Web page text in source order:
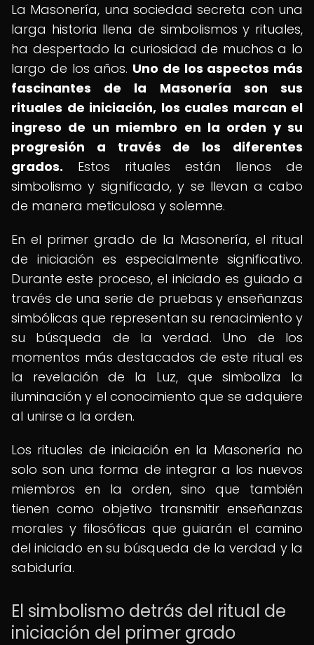
La Masonería, una sociedad secreta con una
larga historia llena de simbolismos y rituales,
ha despertado la curiosidad de muchos a lo
largo de los años. Uno de los aspectos más
fascinantes de la Masonería son sus
rituales de iniciación, los cuales marcan el
ingreso de un miembro en la orden y su
progresión a través de los diferentes
grados. Estos rituales están llenos de
simbolismo y significado, y se llevan a cabo
de manera meticulosa y solemne.
En el primer grado de la Masonería, el ritual
de iniciación es especialmente significativo.
Durante este proceso, el iniciado es guiado a
través de una serie de pruebas y enseñanzas
simbólicas que representan su renacimiento y
su búsqueda de la verdad. Uno de los
momentos más destacados de este ritual es
la revelación de la Luz, que simboliza la
iluminación y el conocimiento que se adquiere
al unirse a la orden.
Los rituales de iniciación en la Masonería no
solo son una forma de integrar a los nuevos
miembros en la orden, sino que también
tienen como objetivo transmitir enseñanzas
morales y filosóficas que guiarán el camino
del iniciado en su búsqueda de la verdad y la
sabiduría.
El simbolismo detrás del ritual de
iniciación del primer grado